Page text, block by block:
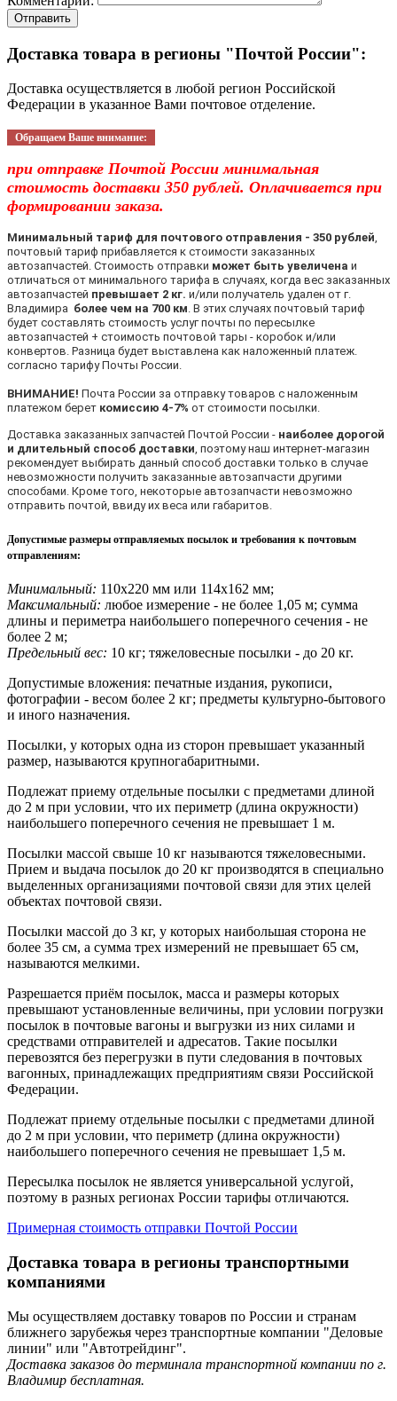
Отправить
Доставка товара в регионы "Почтой России":
Доставка осуществляется в любой регион Российской
Федерации в указанное Вами почтовое отделение.
Обращаем Ваше внимание:
при отправке Почтой России минимальная
стоимость доставки 350 рублей. Оплачивается при
формировании заказа.
Минимальный тариф для почтового отправления - 350 рублей
почтовый тариф прибавляется к стоимости заказанных
автозапчастей. Стоимость отправки может быть увеличена и
отличаться от минимального тарифа в случаях, когда вес заказанных
автозапчастей превышает 2 кг. и/или получатель удален от г.
Владимира более чем на 700 км . В этих случаях почтовый тариф
будет составлять стоимость услуг почты по пересылке
автозапчастей + стоимость почтовой тары - коробок и/или
конвертов. Разница будет выставлена как наложенный платеж.
согласно тарифу Почты России.
ВНИМАНИЕ! Почта России за отправку товаров с наложенным
платежом берет комиссию 4-7% от стоимости посылки.
Доставка заказанных запчастей Почтой России - наиболее дорогой
и длительный способ доставки , поэтому наш интернет-магазин
рекомендует выбирать данный способ доставки только в случае
невозможности получить заказанные автозапчасти другими
способами. Кроме того, некоторые автозапчасти невозможно
отправить почтой, ввиду их веса или габаритов.
Допустимые размеры отправляемых посылок и требования к почтовым
отправлениям:
Минимальный: 110х220 мм или 114х162 мм;
Максимальный: любое измерение - не более 1,05 м; сумма
длины и периметра наибольшего поперечного сечения - не
более 2 м;
Предельный вес: 10 кг; тяжеловесные посылки - до 20 кг.
Допустимые вложения: печатные издания, рукописи,
фотографии - весом более 2 кг; предметы культурно-бытового
и иного назначения.
Посылки, у которых одна из сторон превышает указанный
размер, называются крупногабаритными.
Подлежат приему отдельные посылки с предметами длиной
до 2 м при условии, что их периметр (длина окружности)
наибольшего поперечного сечения не превышает 1 м.
Посылки массой свыше 10 кг называются тяжеловесными.
Прием и выдача посылок до 20 кг производятся в специально
выделенных организациями почтовой связи для этих целей
объектах почтовой связи.
Посылки массой до 3 кг, у которых наибольшая сторона не
более 35 см, а сумма трех измерений не превышает 65 см,
называются мелкими.
Разрешается приём посылок, масса и размеры которых
превышают установленные величины, при условии погрузки
посылок в почтовые вагоны и выгрузки из них силами и
средствами отправителей и адресатов. Такие посылки
перевозятся без перегрузки в пути следования в почтовых
вагонных, принадлежащих предприятиям связи Российской
Федерации.
Подлежат приему отдельные посылки с предметами длиной
до 2 м при условии, что периметр (длина окружности)
наибольшего поперечного сечения не превышает 1,5 м.
Пересылка посылок не является универсальной услугой,
поэтому в разных регионах России тарифы отличаются.
Примерная стоимость отправки Почтой России
Доставка товара в регионы транспортными
компаниями
Мы осуществляем доставку товаров по России и странам
ближнего зарубежья через транспортные компании "Деловые
линии" или "Автотрейдинг".
Доставка заказов до терминала транспортной компании по г.
Владимир бесплатная.